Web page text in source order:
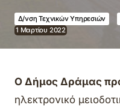
Δ/νση Τεχνικών Υπηρεσιών
1 Μαρτίου 2022
Ο Δήμος Δράμας
ηλεκτρονικό